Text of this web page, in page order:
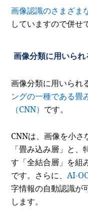
画像認識のさまざま
していますので併せ
画像分類に用いられ
画像分類に用いられ
ングの一種である畳
（CNN） です。
CNNは、画像を小さ
「畳み込み層」と
す「全結合層」を組
です。さらに、AI-
字情報の自動認識が
します。